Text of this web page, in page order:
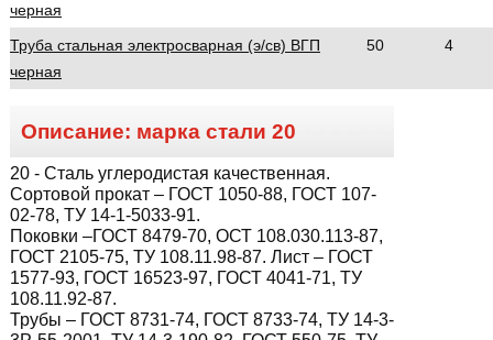
черная
Труба стальная электросварная (э/св) ВГП
черная
50 4
Описание: марка стали 20
20 - Сталь углеродистая качественная.
Сортовой прокат – ГОСТ 1050-88, ГОСТ 107-
02-78, ТУ 14-1-5033-91.
Поковки –ГОСТ 8479-70, ОСТ 108.030.113-87,
ГОСТ 2105-75, ТУ 108.11.98-87. Лист – ГОСТ
1577-93, ГОСТ 16523-97, ГОСТ 4041-71, ТУ
108.11.92-87.
Трубы – ГОСТ 8731-74, ГОСТ 8733-74, ТУ 14-3-